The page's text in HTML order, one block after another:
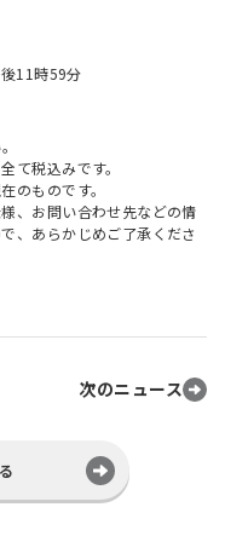
11時59分
て税込みです。
のものです。
、お問い合わせ先などの情
、あらかじめご了承くださ
次のニュース